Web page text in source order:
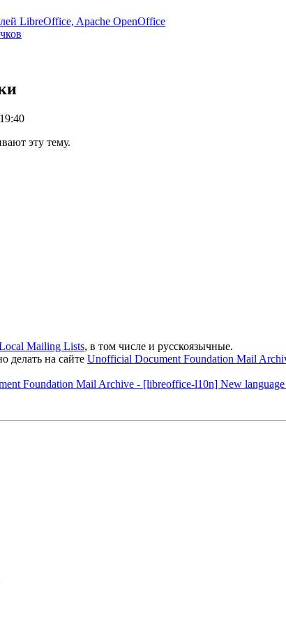
LibreOffice, Apache OpenOffice
эту тему.
Mailing Lists, в том числе и русскоязычные.
делать на сайте Unofficial Document Foundation Mail
Foundation Mail Archive - [libreoffice-l10n] New